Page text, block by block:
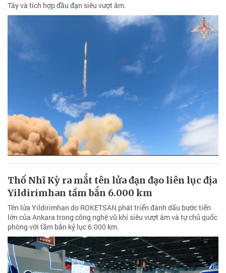
Tây và tích hợp đầu đạn siêu vượt âm.
Thổ Nhĩ Kỳ ra mắt tên lửa đạn đạo liên lục địa
Yildirimhan tầm bắn 6.000 km
Tên lửa Yildirimhan do ROKETSAN phát triển đánh dấu bước tiến
lớn của Ankara trong công nghệ vũ khí siêu vượt âm và tự chủ quốc
phòng với tầm bắn kỷ lục 6.000 km.